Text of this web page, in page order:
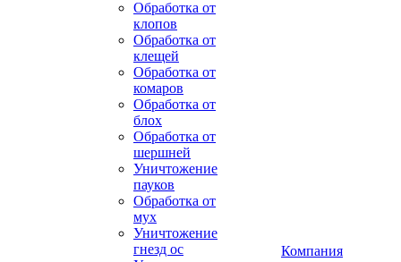
Обработка от
клопов
Обработка от
клещей
Обработка от
комаров
Обработка от
блох
Обработка от
шершней
Уничтожение
пауков
Обработка от
мух
Уничтожение
гнезд ос
Компания